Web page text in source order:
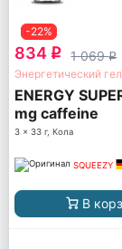
-22%
834 q 1 069q
Энергетический
ENERGY
mg caffeine
3 x 33 г, Кола
SQUEEZY
В